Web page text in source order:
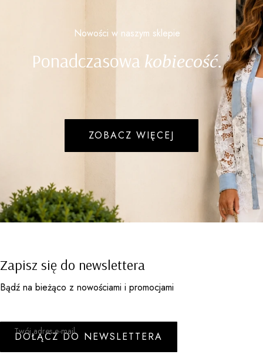
Nowości w naszym sklepie
Ponadczasowa kobiecość.
ZOBACZ WIĘCEJ
Zapisz się do newslettera
Bądź na bieżąco z nowościami i promocjami
Twój adres e-mail
DOŁĄCZ DO NEWSLETTERA